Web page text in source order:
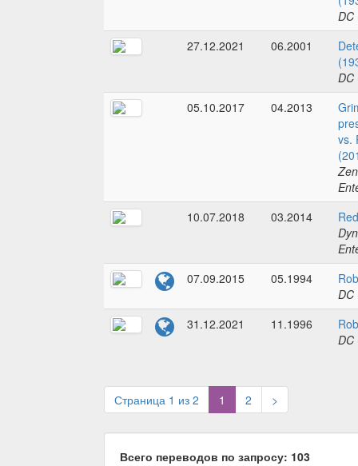
DC
27.12.2021
06.2001
DC
05.10.2017
04.2013
vs.
10.07.2018
03.2014
07.09.2015
05.1994
DC
31.12.2021
11.1996
DC
Страница 1 из 2 1 (current)
2 >
Всего переводов по запросу: 103